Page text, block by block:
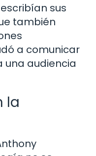
sus
también
a comunicar
una audiencia
la